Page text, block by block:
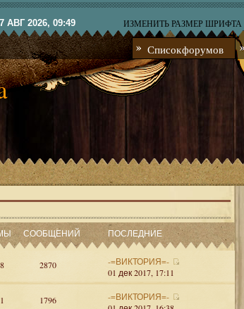
2026, 09:49 ИЗМЕНИТЬ РАЗМЕР ШРИФТА
Список форумов
СООБЩЕНИЙ ПОСЛЕДНИЕ
2870
-=ВИКТОРИЯ=-
01 дек 2017, 17:11
1796
-=ВИКТОРИЯ=-